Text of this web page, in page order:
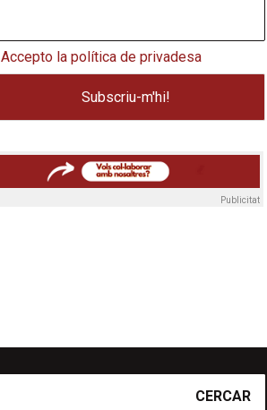
Accepto la política de privadesa
Publicitat
CERCAR